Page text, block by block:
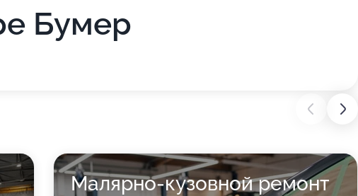
Бумер
Малярно-кузовной ремонт